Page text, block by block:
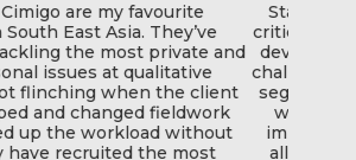
with customer understanding is
to how we manage our business and
for the future. Cimigo undertook a
brief – across multiple cities and
nationwide – and again came up
a high-quality solution with timely
and considered insights,
us to successfully orientate our